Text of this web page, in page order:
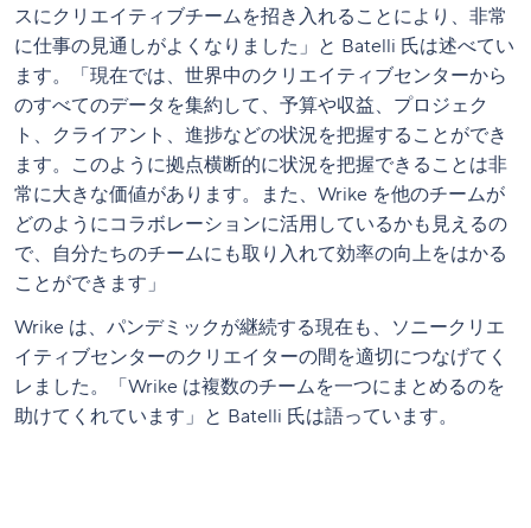
スにクリエイティブチームを招き入れることにより、非常
に仕事の見通しがよくなりました」と Batelli 氏は述べてい
ます。「現在では、世界中のクリエイティブセンターから
のすべてのデータを集約して、予算や収益、プロジェク
ト、クライアント、進捗などの状況を把握することができ
ます。このように拠点横断的に状況を把握できることは非
常に大きな価値があります。また、Wrike を他のチームが
どのようにコラボレーションに活用しているかも見えるの
で、自分たちのチームにも取り入れて効率の向上をはかる
ことができます」
Wrike は、パンデミックが継続する現在も、ソニークリエ
イティブセンターのクリエイターの間を適切につなげてく
レました。「Wrike は複数のチームを一つにまとめるのを
助けてくれています」と Batelli 氏は語っています。